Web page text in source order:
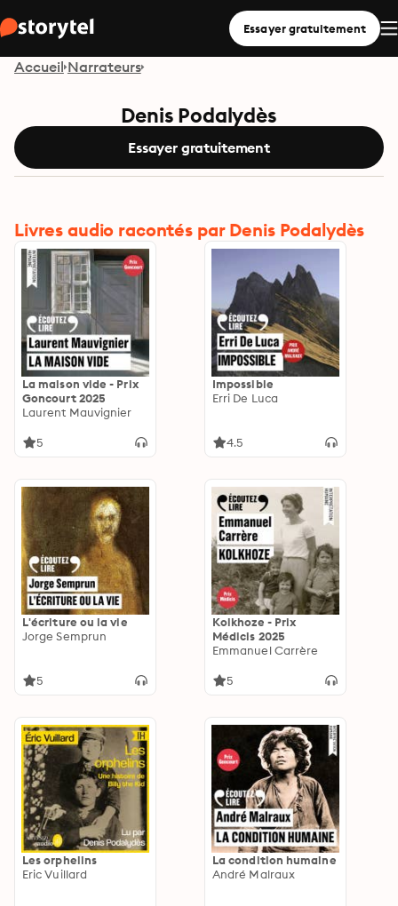
Essayer gratuitement
Accueil Narrateurs
Denis Podalydès
Essayer gratuitement
Livres audio racontés par Denis Podalydès
La maison vide - Prix
Goncourt 2025
Laurent Mauvignier
5
Impossible
Erri De Luca
4.5
L'écriture ou la vie
Jorge Semprun
5
Kolkhoze - Prix
Médicis 2025
Emmanuel Carrère
5
Les orphelins
Eric Vuillard
La condition humaine
André Malraux